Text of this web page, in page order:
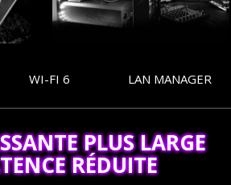
WI-FI 6 LAN MANAGER
PLUS LARGE
RÉDUITE